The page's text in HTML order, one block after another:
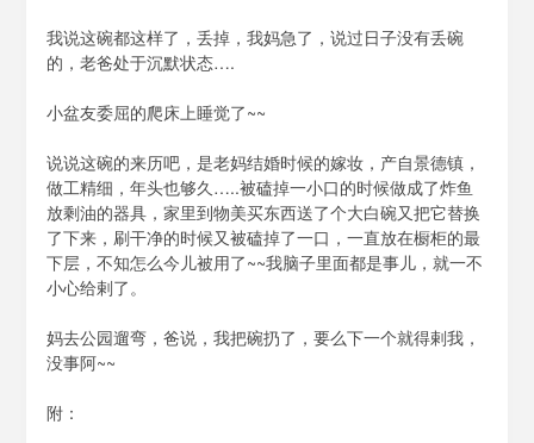
我说这碗都这样了，丢掉，我妈急了，说过日子没有丢碗
的，老爸处于沉默状态….
小盆友委屈的爬床上睡觉了~~
说说这碗的来历吧，是老妈结婚时候的嫁妆，产自景德镇，
做工精细，年头也够久…..被磕掉一小口的时候做成了炸鱼
放剩油的器具，家里到物美买东西送了个大白碗又把它替换
了下来，刷干净的时候又被磕掉了一口，一直放在橱柜的最
下层，不知怎么今儿被用了~~我脑子里面都是事儿，就一不
小心给剌了。
妈去公园遛弯，爸说，我把碗扔了，要么下一个就得剌我，
没事阿~~
附：